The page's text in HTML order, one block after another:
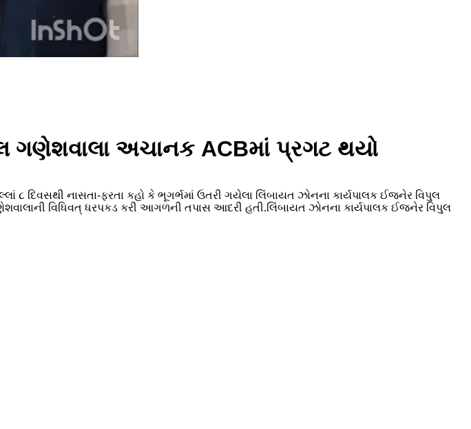
ગણેશવાલા અચાનક ACBમાં પ્રગટ થયો
૮ દિવસથી નાસતા-ફરતા કહો કે ભૂગર્ભમાં ઉતરી ગયેલા લિંબાયત ઝોનના કાર્યપાલક ઈજનેર વિપુલ
વિધિવત્ ધરપકડ કરી આગળની તપાસ આદરી હતી.લિંબાયત ઝોનના કાર્યપાલક ઈજનેર વિપુલ